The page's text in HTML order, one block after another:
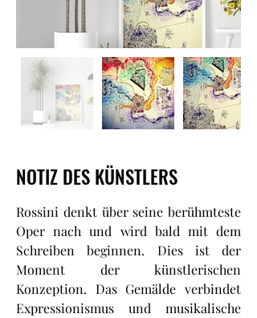
NOTIZ DES KÜNSTLERS
Rossini denkt über seine berühmteste
Oper nach und wird bald mit dem
Schreiben beginnen. Dies ist der
Moment der künstlerischen
Konzeption. Das Gemälde verbindet
Expressionismus und musikalische